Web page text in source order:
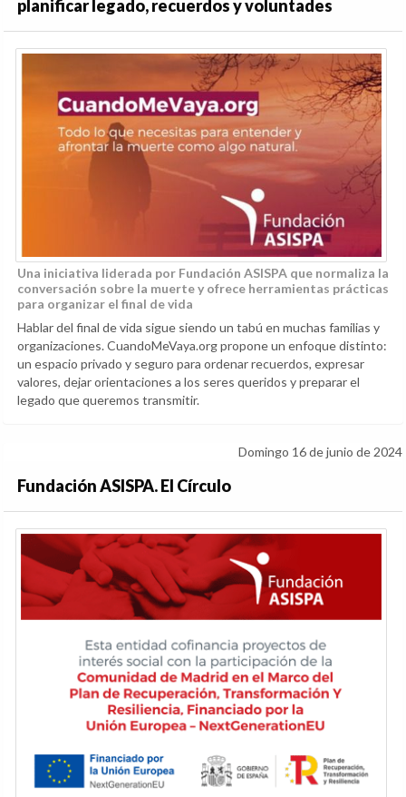
planificar legado, recuerdos y voluntades
Una iniciativa liderada por Fundación ASISPA que normaliza la
conversación sobre la muerte y ofrece herramientas prácticas
para organizar el final de vida
Hablar del final de vida sigue siendo un tabú en muchas familias y
organizaciones. CuandoMeVaya.org propone un enfoque distinto:
un espacio privado y seguro para ordenar recuerdos, expresar
valores, dejar orientaciones a los seres queridos y preparar el
legado que queremos transmitir.
Domingo 16 de junio de 2024
Fundación ASISPA. El Círculo